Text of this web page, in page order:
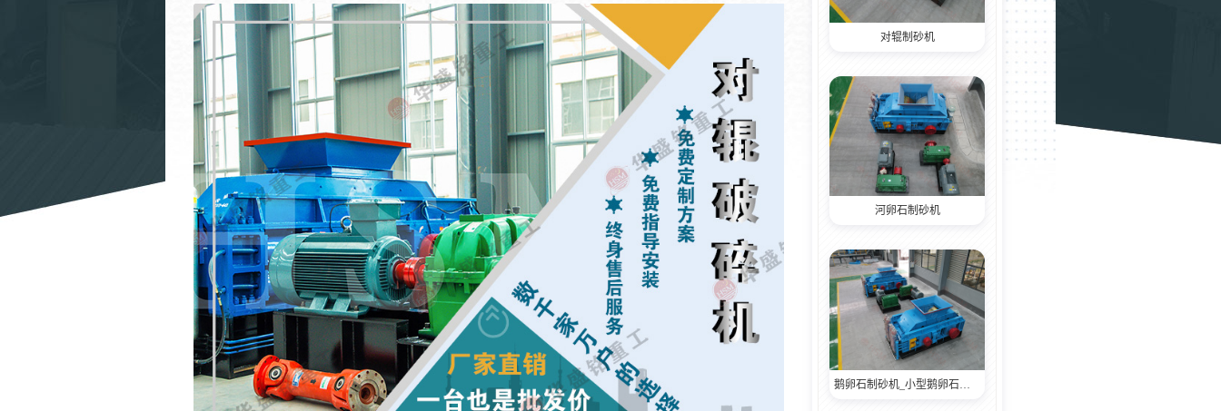
对辊制砂机
河卵石制砂机